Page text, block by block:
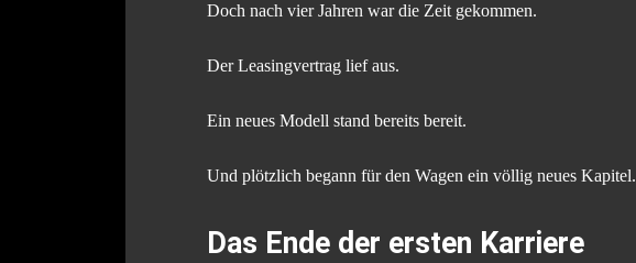
Doch nach vier Jahren war die Zeit gekommen.
Der Leasingvertrag lief aus.
Ein neues Modell stand bereits bereit.
Und plötzlich begann für den Wagen ein völlig neues Kapitel.
Das Ende der ersten Karriere